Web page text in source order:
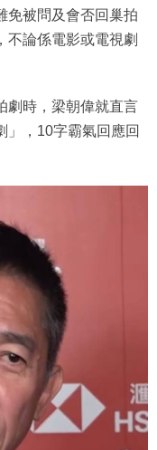
免被問及會否回巢拍
不論係電影或電視劇
劇時，梁朝偉就直言
」，10字霸氣回應回